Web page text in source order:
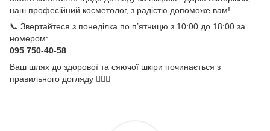
наш професійний косметолог, з радістю допоможе вам!
📞 Звертайтеся з понеділка по п’ятницю з 10:00 до 18:00 за
номером:
095 750-40-58
Ваш шлях до здорової та сяючої шкіри починається з
правильного догляду 💆‍♀️✨